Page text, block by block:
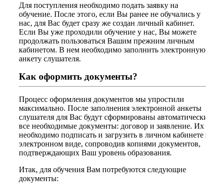
Для поступления необходимо подать заявку на
обучение. После этого, если Вы ранее не обучались у
нас, для Вас будет сразу же создан личный кабинет.
Если Вы уже проходили обучение у нас, Вы можете
продолжать пользоваться Вашим прежним личным
кабинетом. В нем необходимо заполнить электронную
анкету слушателя.
Как оформить документы?
Процесс оформления документов мы упростили
максимально. После заполнения электронной анкеты
слушателя для Вас будут сформированы
все необходимые документы: договор и заявление. Их
необходимо подписать и загрузить в личном кабинете
электронном виде, сопроводив копиями документов,
подтверждающих Ваш уровень образования.
Итак, для обучения Вам потребуются следующие
документы: